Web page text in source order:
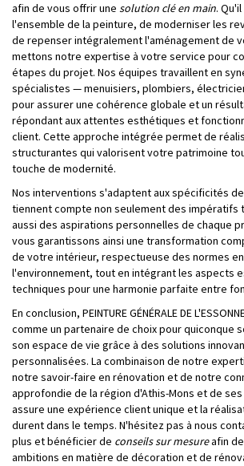
afin de vous offrir une solution clé en main.
l'ensemble de la peinture, de moderniser les
de repenser intégralement l'aménagement de
mettons notre expertise à votre service pour
étapes du projet. Nos équipes travaillent en
spécialistes — menuisiers, plombiers,
pour assurer une cohérence globale et un
répondant aux attentes esthétiques et
client. Cette approche intégrée permet de
structurantes qui valorisent votre patrimoine
touche de modernité.
Nos interventions s'adaptent aux spécificités
tiennent compte non seulement des impératifs
aussi des aspirations personnelles de chaque
vous garantissons ainsi une transformation
de votre intérieur, respectueuse des normes
l'environnement, tout en intégrant les aspects
techniques pour une harmonie parfaite entre
En conclusion, PEINTURE GÉNÉRALE DE
comme un partenaire de choix pour quiconque
son espace de vie grâce à des solutions
personnalisées. La combinaison de notre
notre savoir-faire en rénovation et de notre
approfondie de la région d'Athis-Mons et de
assure une expérience client unique et la
durent dans le temps. N'hésitez pas à nous
plus et bénéficier de conseils sur mesureafin
ambitions en matière de décoration et de